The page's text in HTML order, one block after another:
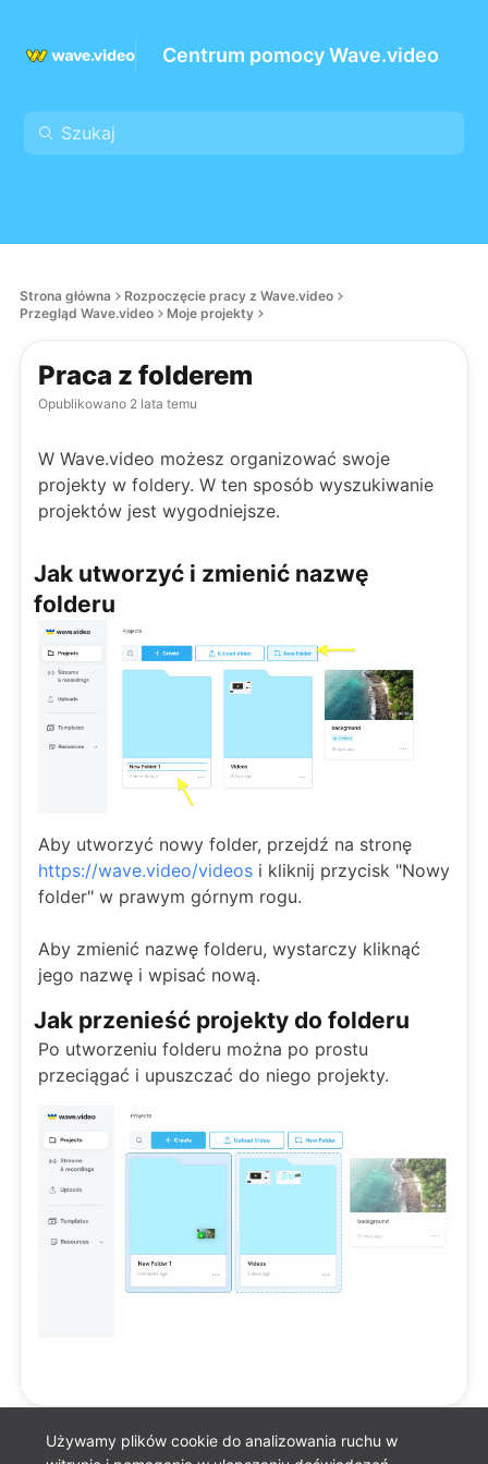
Centrum pomocy Wave.video
Używamy plików cookie do analizowania ruchu w
Strona główna
Rozpoczęcie pracy z Wave.video
Przegląd Wave.video
Moje projekty
Praca z folderem
Opublikowano 2 lata temu
W Wave.video możesz organizować swoje
projekty w foldery. W ten sposób wyszukiwanie
projektów jest wygodniejsze.
Jak utworzyć i zmienić nazwę
folderu
Aby utworzyć nowy folder, przejdź na stronę
https://wave.video/videos i kliknij przycisk "Nowy
folder" w prawym górnym rogu.
Aby zmienić nazwę folderu, wystarczy kliknąć
jego nazwę i wpisać nową.
Jak przenieść projekty do folderu
Po utworzeniu folderu można po prostu
przeciągać i upuszczać do niego projekty.